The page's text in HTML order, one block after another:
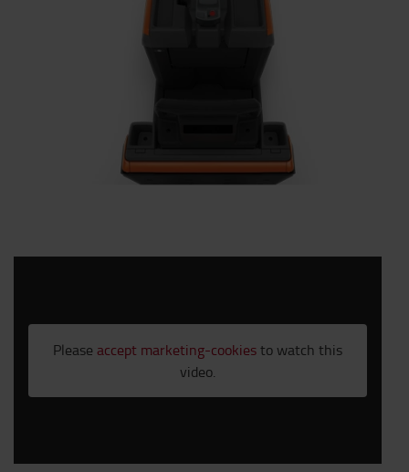
Please accept marketing-cookiesto watch this
video.